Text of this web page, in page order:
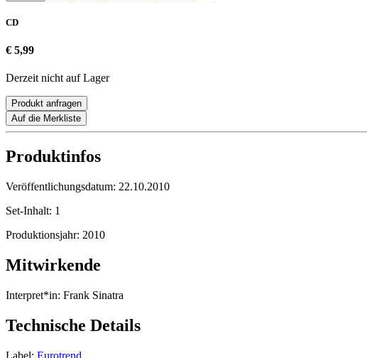
CD
€ 5,99
Derzeit nicht auf Lager
Produkt anfragen
Auf die Merkliste
Produktinfos
Veröffentlichungsdatum: 22.10.2010
Set-Inhalt: 1
Produktionsjahr: 2010
Mitwirkende
Interpret*in: Frank Sinatra
Technische Details
Label: Eurotrend